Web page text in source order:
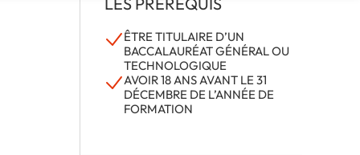
ÊTRE TITULAIRE D’UN
BACCALAURÉAT GÉNÉRAL OU
TECHNOLOGIQUE
AVOIR 18 ANS AVANT LE 31
DÉCEMBRE DE L’ANNÉE DE
FORMATION